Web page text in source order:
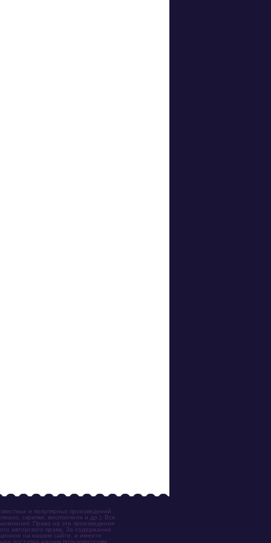
и популярных произведений
скрипки, виолончели и др.). Все
Права на эти произведения
авторского права. За содержание
на нашем сайте, и имеете
доступна нашим пользователям,